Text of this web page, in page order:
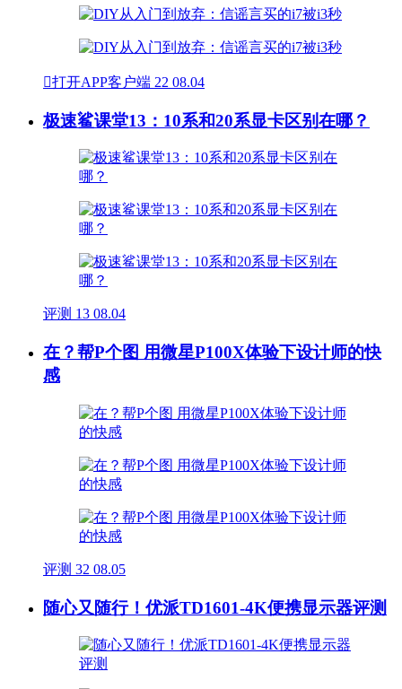
打开APP客户端 22 08.04
极速鲨课堂13：10系和20系显卡区别在哪？
评测 13 08.04
在？帮P个图 用微星P100X体验下设计师的快
感
评测 32 08.05
随心又随行！优派TD1601-4K便携显示器评测